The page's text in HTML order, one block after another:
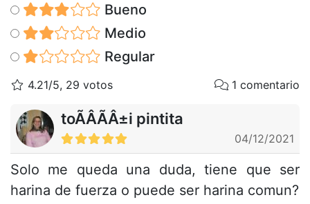
Bueno
Medio
Regular
4.21/5, 29 votos 1 comentario
toÃÂÃÂ±i pintita
04/12/2021
Solo me queda una duda, tiene que ser
harina de fuerza o puede ser harina comun?